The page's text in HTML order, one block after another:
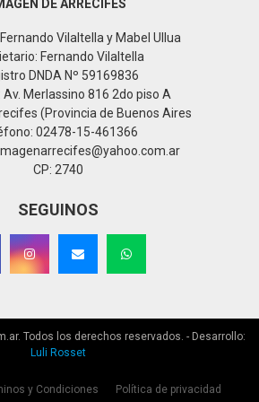
DE ARRECIFES
Vilaltella y Mabel Ullua
Fernando Vilaltella
DNDA Nº 59169836
Av. Merlassino 816 2do piso A
(Provincia de Buenos Aires
02478-15-461366
CP: 2740
SEGUINOS
Todos los derechos reservados. - Desarrollo:
Luli Rosset
y Condiciones Política de privacidad